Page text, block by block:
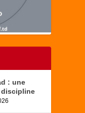
: une
discipline